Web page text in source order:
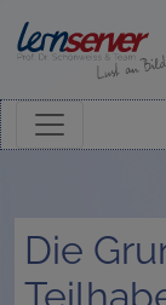
Die